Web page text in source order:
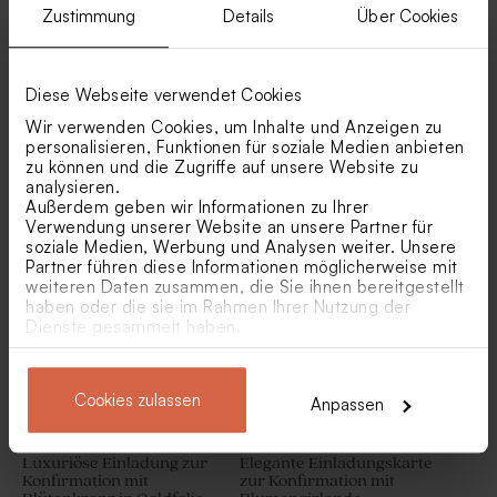
Zustimmung Details Über Cookies
Diese Webseite verwendet Cookies
Wir verwenden Cookies, um Inhalte und Anzeigen zu
personalisieren, Funktionen für soziale Medien anbieten
zu können und die Zugriffe auf unsere Website zu
analysieren.
Außerdem geben wir Informationen zu Ihrer
Verwendung unserer Website an unsere Partner für
soziale Medien, Werbung und Analysen weiter. Unsere
Partner führen diese Informationen möglicherweise mit
weiteren Daten zusammen, die Sie ihnen bereitgestellt
haben oder die sie im Rahmen Ihrer Nutzung der
Dienste gesammelt haben.
Cookies zulassen Anpassen
Makramee Anhänger 'White
Clouds' | geflochten
Jojo aus Holz mit
persönlicher Gravur
Holzbuntstifte
Pflanzenstecker aus
Hochwertige Foto-Einladung
zur Konfirmation mit
Goldprägung
Runde Einladungskarte zur
veredelten Akzenten
Luxuriöse Einladung zur
Konfirmation mit
Elegante Einladungskarte
zur Konfirmation mit